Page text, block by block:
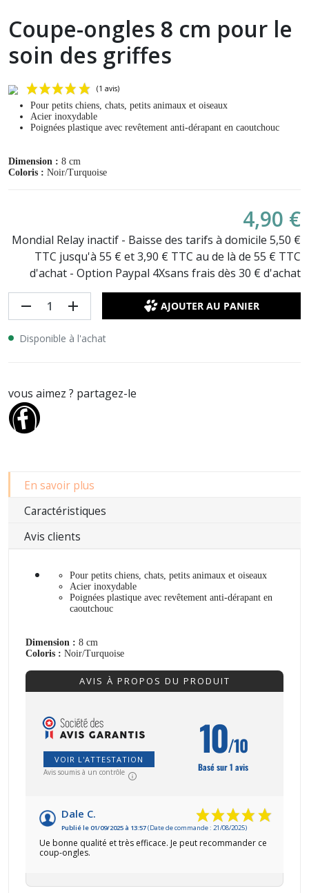
Coupe-ongles 8 cm pour le
soin des griffes
Pour petits chiens, chats, petits animaux et oiseaux
Acier inoxydable
Poignées plastique avec revêtement anti-dérapant en caoutchouc
Dimension : 8 cm
Coloris : Noir/Turquoise
4,90 €
Mondial Relay inactif - Baisse des tarifs à domicile 5,50 €
TTC jusqu'à 55 € et 3,90 € TTC au de là de 55 € TTC
d'achat - Option Paypal 4Xsans frais dès 30 € d'achat
remove add AJOUTER AU PANIER
Disponible à l'achat
vous aimez ? partagez-le
En savoir plus
Caractéristiques
Avis clients
Pour petits chiens, chats, petits animaux et oiseaux
Acier inoxydable
Poignées plastique avec revêtement anti-dérapant en
caoutchouc
Dimension : 8 cm
Coloris : Noir/Turquoise
AVIS À PROPOS DU PRODUIT
VOIR L'ATTESTATION
Avis soumis à un contrôle
10/10
Basé sur 1 avis
Dale C.
Publié le 01/09/2025 à 13:57(Date de commande : 21/08/2025)
Ue bonne qualité et très efficace. Je peut recommander ce
coup-ongles.